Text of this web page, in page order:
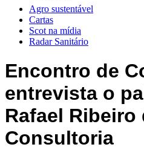
Agro sustentável
Cartas
Scot na mídia
Radar Sanitário
Encontro de
entrevista o
Rafael Ribeiro
Consultoria